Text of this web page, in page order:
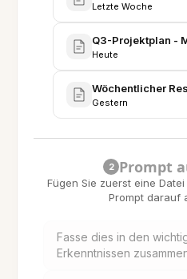
Letzte Woche
Q3-Projektplan -
Heute
Wöchentlicher
Gestern
2 Prompt
Fügen Sie zuerst eine
Prompt darauf
Fasse dies in den
Erkenntnissen